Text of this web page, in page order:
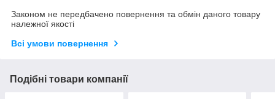
Законом не передбачено повернення та обмін даного товару
належної якості
Всі умови повернення
Подібні товари компанії